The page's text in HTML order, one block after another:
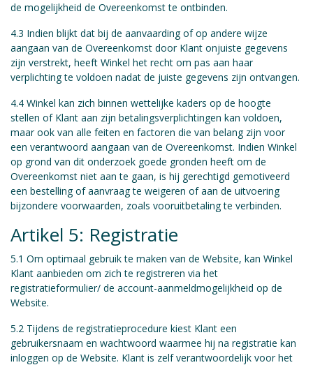
de mogelijkheid de Overeenkomst te ontbinden.
4.3 Indien blijkt dat bij de aanvaarding of op andere wijze
aangaan van de Overeenkomst door Klant onjuiste gegevens
zijn verstrekt, heeft Winkel het recht om pas aan haar
verplichting te voldoen nadat de juiste gegevens zijn ontvangen.
4.4 Winkel kan zich binnen wettelijke kaders op de hoogte
stellen of Klant aan zijn betalingsverplichtingen kan voldoen,
maar ook van alle feiten en factoren die van belang zijn voor
een verantwoord aangaan van de Overeenkomst. Indien Winkel
op grond van dit onderzoek goede gronden heeft om de
Overeenkomst niet aan te gaan, is hij gerechtigd gemotiveerd
een bestelling of aanvraag te weigeren of aan de uitvoering
bijzondere voorwaarden, zoals vooruitbetaling te verbinden.
Artikel 5: Registratie
5.1 Om optimaal gebruik te maken van de Website, kan Winkel
Klant aanbieden om zich te registreren via het
registratieformulier/ de account-aanmeldmogelijkheid op de
Website.
5.2 Tijdens de registratieprocedure kiest Klant een
gebruikersnaam en wachtwoord waarmee hij na registratie kan
inloggen op de Website. Klant is zelf verantwoordelijk voor het